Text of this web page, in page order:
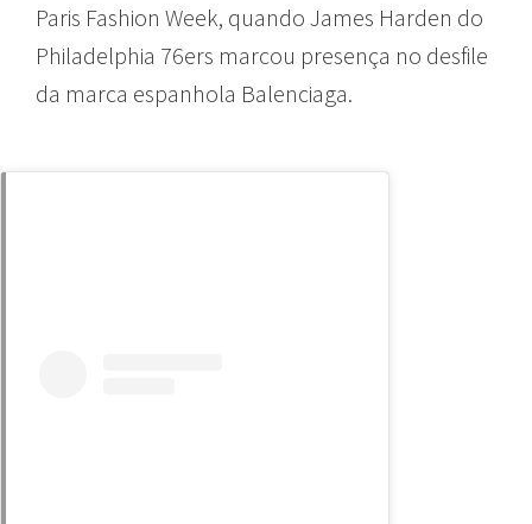
Paris Fashion Week, quando James Harden do
Philadelphia 76ers marcou presença no desfile
da marca espanhola Balenciaga.